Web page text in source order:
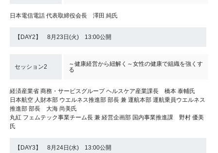
日本電信電話 代表取締役会長 澤田 純氏
【DAY2】 8月23日(火) 13:00公開
セッション2
～健康経営から紐解く～女性の健康で組織を強くす
る
経済産業省 商務・サービスグループ ヘルスケア産業課長 橋本 泰輔氏
日本航空 人財本部 ウエルネス推進部 部長 兼 運航本部 運航乗員ウエルネス
推進部 部長 大海 尚美氏
丸紅 フェムテック事業チーム長 兼 経営企画部 国内事業推進課 野村 優美
氏
【DAY3】 8月24日(水) 13:00公開